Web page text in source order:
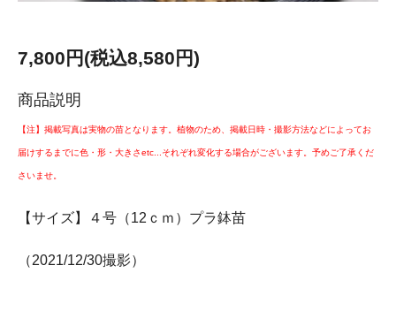
7,800円(税込8,580円)
商品説明
【注】掲載写真は実物の苗となります。植物のため、掲載日時・撮影方法などによってお
届けするまでに色・形・大きさetc...それぞれ変化する場合がございます。予めご了承くだ
さいませ。
【サイズ】４号（12ｃｍ）プラ鉢苗
（2021/12/30撮影）